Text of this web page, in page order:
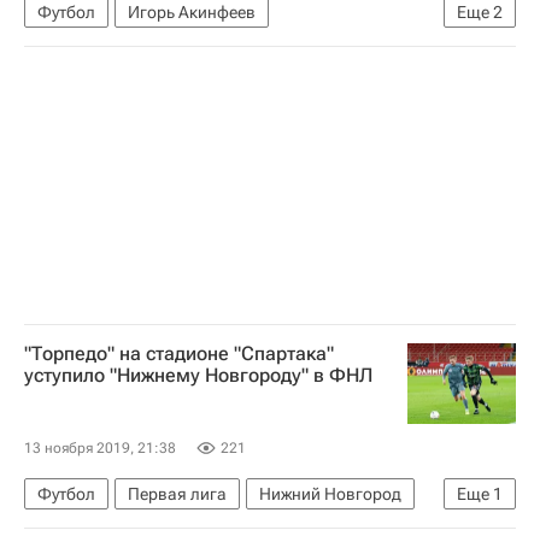
Еще2
Футбол
Игорь Акинфеев
Сборная России по футболу
"Торпедо" на стадионе "Спартака"
уступило "Нижнему Новгороду" в ФНЛ
13 ноября 2019, 21:38 221
Еще 1
Футбол Первая лига
Нижний Новгород
Торпедо (Москва)